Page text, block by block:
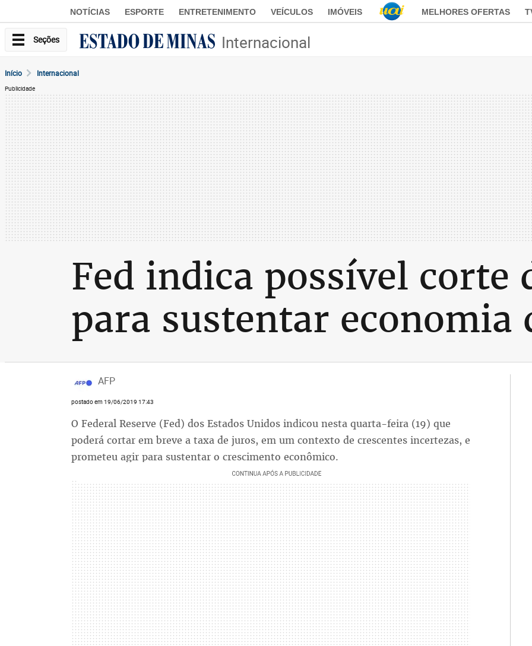
NOTÍCIAS ESPORTE ENTRETENIMENTO VEÍCULOS IMÓVEIS MELHORES OFERTAS
Seções Internacional
Início Internacional
Publicidade
Fed indica possível corte
para sustentar economia
AFP
postado em 19/06/2019 17:43
O Federal Reserve (Fed) dos Estados Unidos indicou nesta quarta-feira (19) que
poderá cortar em breve a taxa de juros, em um contexto de crescentes incertezas, e
prometeu agir para sustentar o crescimento econômico.